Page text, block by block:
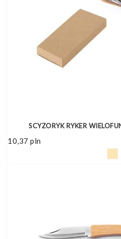
SCYZORYK RYKER
10,37 pln